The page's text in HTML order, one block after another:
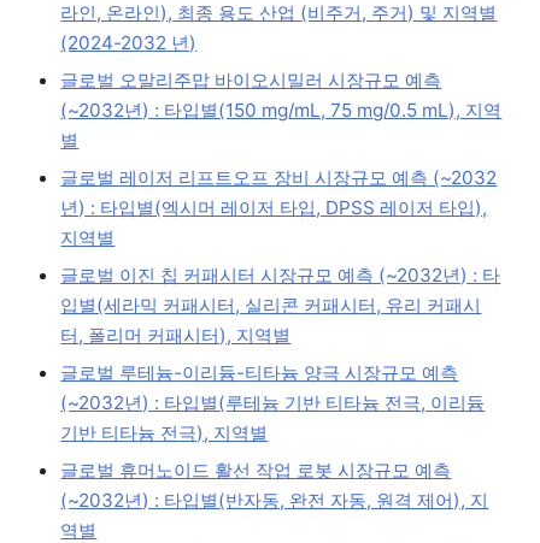
라인, 온라인), 최종 용도 산업 (비주거, 주거) 및 지역별
(2024-2032 년)
글로벌 오말리주맙 바이오시밀러 시장규모 예측
(~2032년) : 타입별(150 mg/mL, 75 mg/0.5 mL), 지역
별
글로벌 레이저 리프트오프 장비 시장규모 예측 (~2032
년) : 타입별(엑시머 레이저 타입, DPSS 레이저 타입),
지역별
글로벌 이진 칩 커패시터 시장규모 예측 (~2032년) : 타
입별(세라믹 커패시터, 실리콘 커패시터, 유리 커패시
터, 폴리머 커패시터), 지역별
글로벌 루테늄-이리듐-티타늄 양극 시장규모 예측
(~2032년) : 타입별(루테늄 기반 티타늄 전극, 이리듐
기반 티타늄 전극), 지역별
글로벌 휴머노이드 활선 작업 로봇 시장규모 예측
(~2032년) : 타입별(반자동, 완전 자동, 원격 제어), 지
역별